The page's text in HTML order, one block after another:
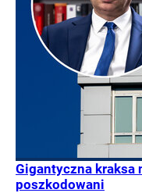
Gigantyczna kraksa
poszkodowani